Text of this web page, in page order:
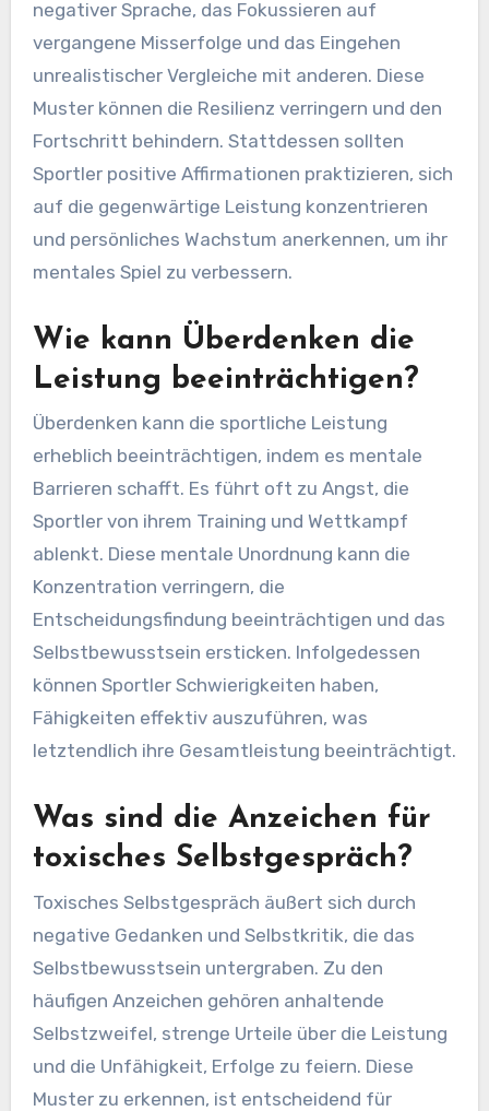
negativer Sprache, das Fokussieren auf
vergangene Misserfolge und das Eingehen
unrealistischer Vergleiche mit anderen. Diese
Muster können die Resilienz verringern und den
Fortschritt behindern. Stattdessen sollten
Sportler positive Affirmationen praktizieren, sich
auf die gegenwärtige Leistung konzentrieren
und persönliches Wachstum anerkennen, um ihr
mentales Spiel zu verbessern.
Wie kann Überdenken die
Leistung beeinträchtigen?
Überdenken kann die sportliche Leistung
erheblich beeinträchtigen, indem es mentale
Barrieren schafft. Es führt oft zu Angst, die
Sportler von ihrem Training und Wettkampf
ablenkt. Diese mentale Unordnung kann die
Konzentration verringern, die
Entscheidungsfindung beeinträchtigen und das
Selbstbewusstsein ersticken. Infolgedessen
können Sportler Schwierigkeiten haben,
Fähigkeiten effektiv auszuführen, was
letztendlich ihre Gesamtleistung beeinträchtigt.
Was sind die Anzeichen für
toxisches Selbstgespräch?
Toxisches Selbstgespräch äußert sich durch
negative Gedanken und Selbstkritik, die das
Selbstbewusstsein untergraben. Zu den
häufigen Anzeichen gehören anhaltende
Selbstzweifel, strenge Urteile über die Leistung
und die Unfähigkeit, Erfolge zu feiern. Diese
Muster zu erkennen, ist entscheidend für